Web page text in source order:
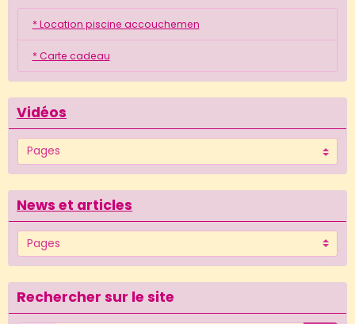
* Location piscine accouchemen
* Carte cadeau
Vidéos
News et articles
Rechercher sur le site